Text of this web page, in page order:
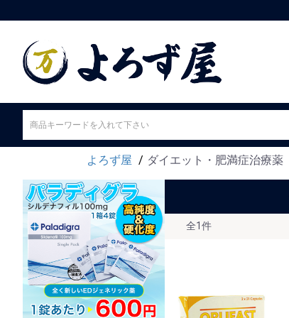
よろず屋 ダイエット・肥満症治療薬
全1件